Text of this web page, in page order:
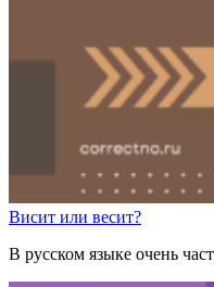
Висит или весит?
В русском языке очень